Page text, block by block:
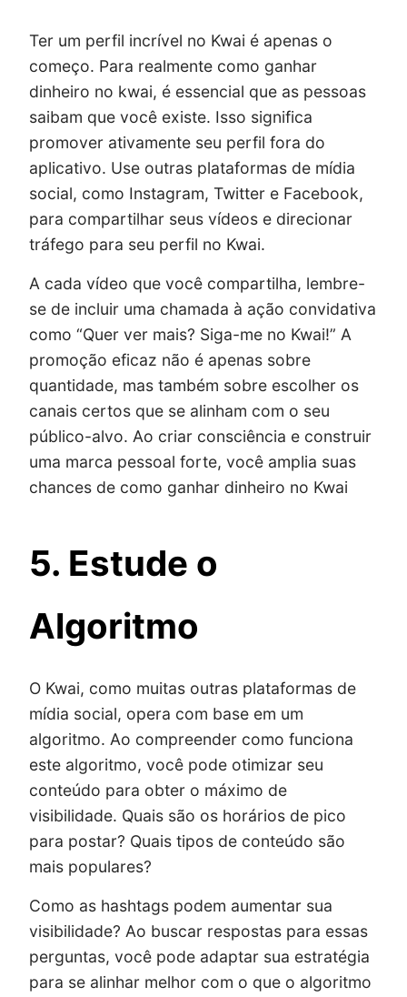
Ter um perfil incrível no Kwai é apenas o
começo. Para realmente como ganhar
dinheiro no kwai, é essencial que as pessoas
saibam que você existe. Isso significa
promover ativamente seu perfil fora do
aplicativo. Use outras plataformas de mídia
social, como Instagram, Twitter e Facebook,
para compartilhar seus vídeos e direcionar
tráfego para seu perfil no Kwai.
A cada vídeo que você compartilha, lembre-
se de incluir uma chamada à ação convidativa
como “Quer ver mais? Siga-me no Kwai!” A
promoção eficaz não é apenas sobre
quantidade, mas também sobre escolher os
canais certos que se alinham com o seu
público-alvo. Ao criar consciência e construir
uma marca pessoal forte, você amplia suas
chances de como ganhar dinheiro no Kwai
5. Estude o
Algoritmo
O Kwai, como muitas outras plataformas de
mídia social, opera com base em um
algoritmo. Ao compreender como funciona
este algoritmo, você pode otimizar seu
conteúdo para obter o máximo de
visibilidade. Quais são os horários de pico
para postar? Quais tipos de conteúdo são
mais populares?
Como as hashtags podem aumentar sua
visibilidade? Ao buscar respostas para essas
perguntas, você pode adaptar sua estratégia
para se alinhar melhor com o que o algoritmo